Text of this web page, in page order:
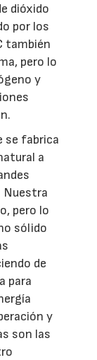
dióxido
por los
también
pero lo
y
se fabrica
a
Nuestra
pero lo
sólido
de
para
y
son las